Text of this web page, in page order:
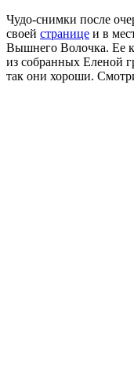
Чудо-снимки после
своей странице и в
Вышнего Волочка. Ее
из собранных Еленой
так они хороши.